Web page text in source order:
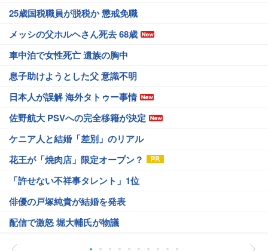
25歳国税職員が脱税か 懲戒免職
メッシの父ホルヘさん死去 68歳
車中泊で女性死亡 遺族の胸中
息子助けようとした父 意識不明
日本人が誤解 海外タトゥー事情
佐野航大 PSVへの完全移籍が決定
ケニア人と結婚「差別」のリアル
花王が「焼肉店」限定オープン？
「許せない不祥事タレント」1位
俳優の戸塚純貴が結婚を発表
配信で激怒 堀大輔氏が物議